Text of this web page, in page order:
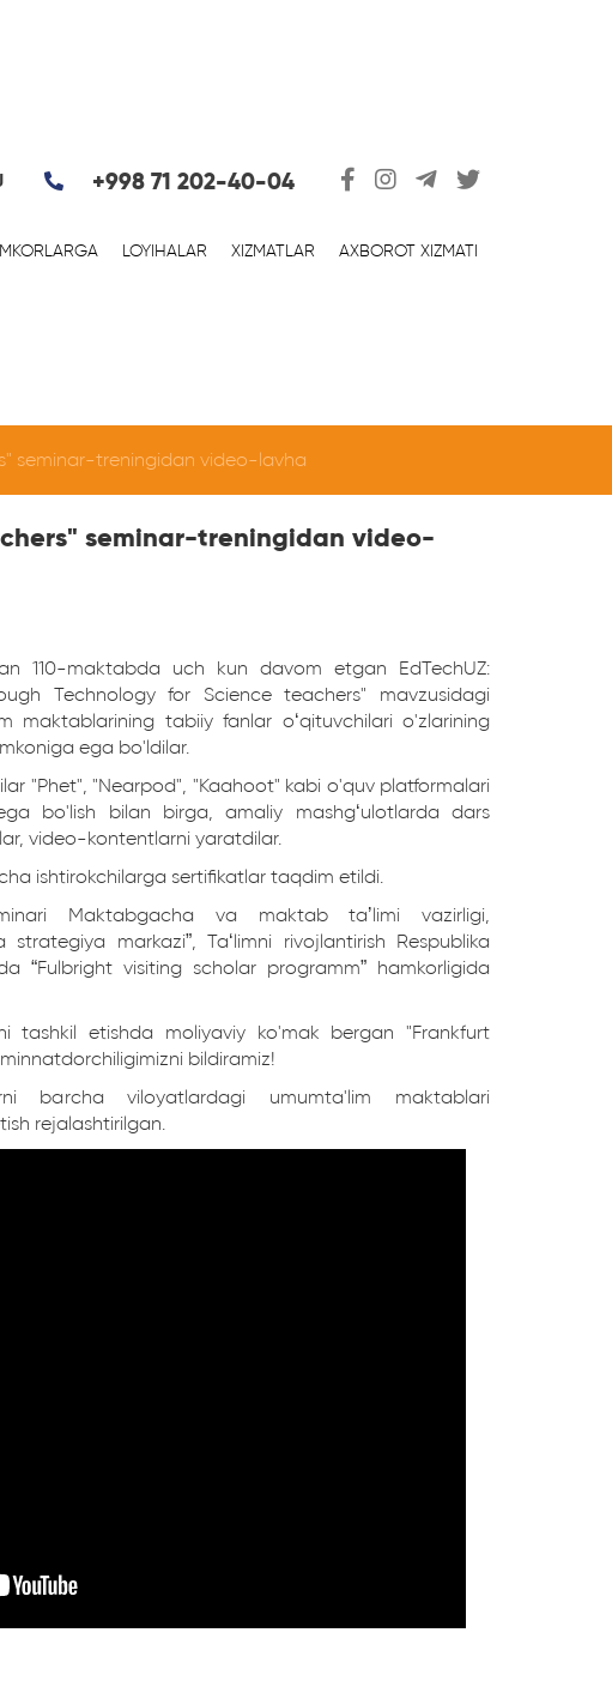
+998 71 202-40-04
LOYIHALAR XIZMATLAR AXBOROT XIZMATI
seminar-treningidan video-lavha
seminar-treningidan video-
110-maktabda uch kun davom etgan EdTechUZ:
Technology for Science teachers" mavzusidagi
maktablarining tabiiy fanlar o‘qituvchilari o'zlarining
ega bo'ldilar.
"Phet", "Nearpod", "Kaahoot" kabi o'quv platformalari
bo'lish bilan birga, amaliy mashg‘ulotlarda dars
video-kontentlarni yaratdilar.
ishtirokchilarga sertifikatlar taqdim etildi.
Maktabgacha va maktab taʼlimi vazirligi,
markazi”, Ta‘limni rivojlantirish Respublika
“Fulbright visiting scholar programm” hamkorligida
tashkil etishda moliyaviy ko'mak bergan "Frankfurt
bildiramiz!
barcha viloyatlardagi umumta'lim maktablari
rejalashtirilgan.